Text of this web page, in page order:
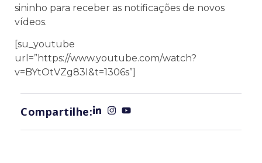
sininho para receber as notificações de novos
vídeos.
[su_youtube
url=”https://www.youtube.com/watch?
v=BYtOtVZg83I&t=1306s”]
Compartilhe: